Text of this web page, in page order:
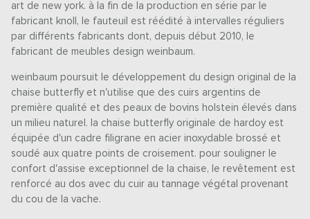
art de new york. à la fin de la production en série par le
fabricant knoll, le fauteuil est réédité à intervalles réguliers
par différents fabricants dont, depuis début 2010, le
fabricant de meubles design weinbaum.
weinbaum poursuit le développement du design original de la
chaise butterfly et n'utilise que des cuirs argentins de
première qualité et des peaux de bovins holstein élevés dans
un milieu naturel. la chaise butterfly originale de hardoy est
équipée d'un cadre filigrane en acier inoxydable brossé et
soudé aux quatre points de croisement. pour souligner le
confort d'assise exceptionnel de la chaise, le revêtement est
renforcé au dos avec du cuir au tannage végétal provenant
du cou de la vache.